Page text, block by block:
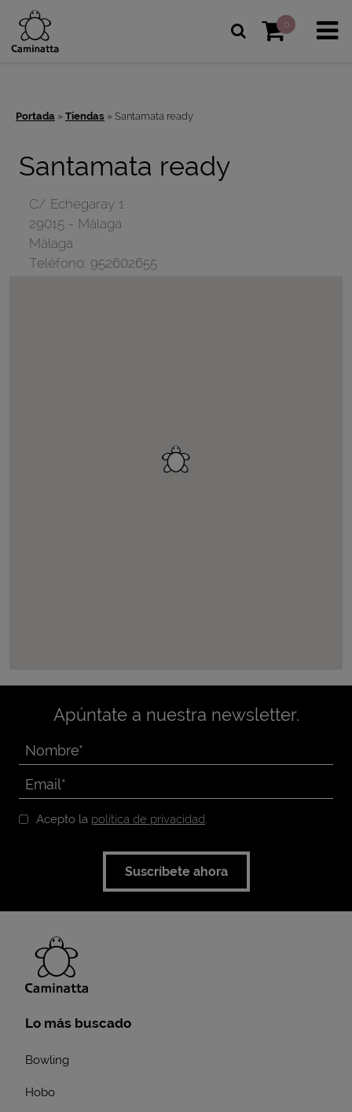
0
Portada » Tiendas » Santamata ready
Santamata ready
C/ Echegaray 1
29015- Málaga
Málaga
Teléfono: 952602655
Apúntate a nuestra newsletter.
Acepto la política de privacidad.
Suscríbete ahora
Lo más buscado
Bowling
Hobo